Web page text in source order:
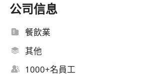
公司信息
餐飲業
其他
1000+名員工